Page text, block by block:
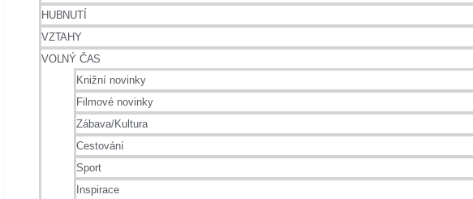
HUBNUTÍ
VZTAHY
VOLNÝ ČAS
Knižní novinky
Filmové novinky
Zábava/Kultura
Cestování
Sport
Inspirace